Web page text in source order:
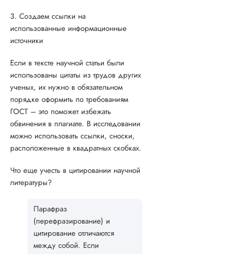
3. Создаем ссылки на
использованные информационные
источники
Если в тексте научной статьи были
использованы цитаты из трудов других
ученых, их нужно в обязательном
порядке оформить по требованиям
ГОСТ – это поможет избежать
обвинения в плагиате. В исследовании
можно использовать ссылки, сноски,
расположенные в квадратных скобках.
Что еще учесть в цитировании научной
литературы?
Парафраз
(перефразирование) и
цитирование отличаются
между собой. Если